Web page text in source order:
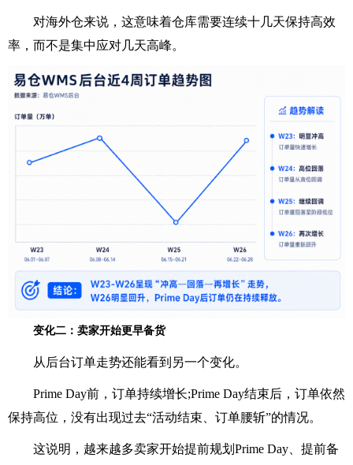
对海外仓来说，这意味着仓库需要连续十几天保持高效
率，而不是集中应对几天高峰。
变化二：卖家开始更早备货
从后台订单走势还能看到另一个变化。
Prime Day前，订单持续增长;Prime Day结束后，订单依然
保持高位，没有出现过去“活动结束、订单腰斩”的情况。
这说明，越来越多卖家开始提前规划Prime Day、提前备